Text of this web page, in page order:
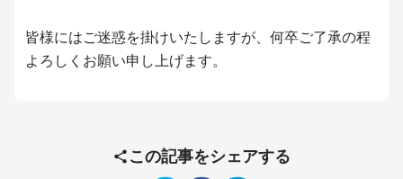
皆様にはご迷惑を掛けいたしますが、何卒ご了承の程
よろしくお願い申し上げます。
この記事をシェアする